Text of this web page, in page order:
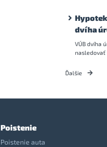
dvíha
VÚB dvíha
nasledovať
Ďalšie
Poistenie
Poistenie auta